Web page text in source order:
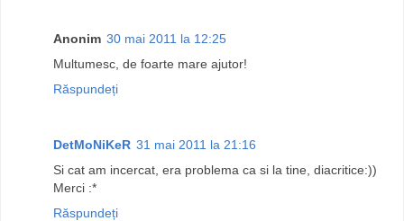
Anonim 30 mai 2011 la 12:25
Multumesc, de foarte mare ajutor!
Răspundeți
DetMoNiKeR 31 mai 2011 la 21:16
Si cat am incercat, era problema ca si la tine, diacritice:))
Merci :*
Răspundeți